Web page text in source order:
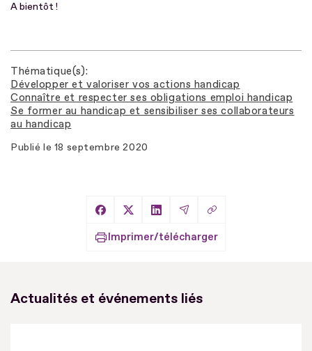
A bientôt !
Thématique(s)
Développer et valoriser vos actions handicap
Connaître et respecter ses obligations emploi handicap
Se former au handicap et sensibiliser ses collaborateurs
au handicap
Publié le 18 septembre 2020
Partager sur Facebook
Partager sur X
Partager sur LinkedIn
Partager par Email
Copier le lien
Imprimer/télécharger
Actualités et événements liés